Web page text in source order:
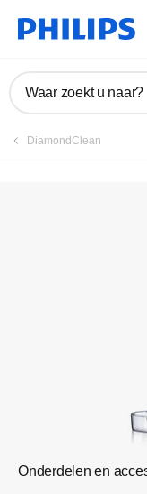
Waar zoekt u naar?
DiamondClean
Onderdelen en